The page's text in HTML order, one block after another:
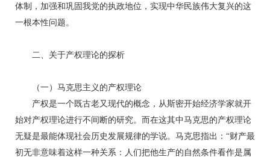
体制，加强和巩固我党的执政地位，实现中华民族伟大复兴的这
一根本性问题。
二、关于产权理论的探析
（一）马克思主义的产权理论
产权是一个既古老又现代的概念，从斯密开始经济学家就开
始对产权理论进行不间断的研究。而在这其中马克思的产权理论
无疑是最能体现社会历史发展规律的学说。马克思指出：“财产最
初无非意味着这样一种关系：人们把他生产的自然条件看作是属